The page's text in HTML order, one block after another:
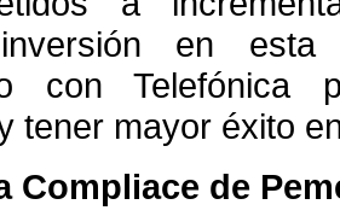
en
con Telefónica
tener mayor éxito
Compliace de